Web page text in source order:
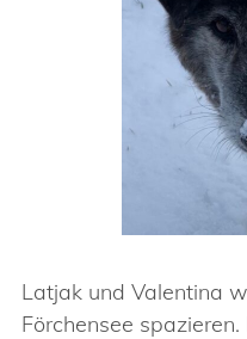
Latjak und Valentina
Förchensee